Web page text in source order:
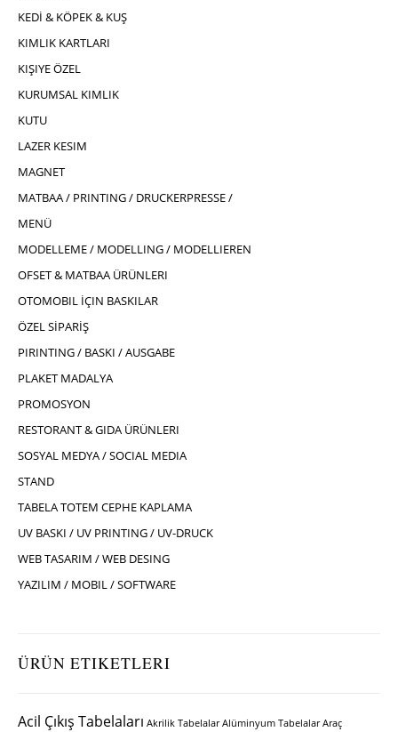
KEDİ & KÖPEK & KUŞ
KIMLIK KARTLARI
KIŞIYE ÖZEL
KURUMSAL KIMLIK
KUTU
LAZER KESIM
MAGNET
MATBAA / PRINTING / DRUCKERPRESSE /
MENÜ
MODELLEME / MODELLING / MODELLIEREN
OFSET & MATBAA ÜRÜNLERI
OTOMOBIL İÇIN BASKILAR
ÖZEL SİPARİŞ
PIRINTING / BASKI / AUSGABE
PLAKET MADALYA
PROMOSYON
RESTORANT & GIDA ÜRÜNLERI
SOSYAL MEDYA / SOCIAL MEDIA
STAND
TABELA TOTEM CEPHE KAPLAMA
UV BASKI / UV PRINTING / UV-DRUCK
WEB TASARIM / WEB DESING
YAZILIM / MOBIL / SOFTWARE
ÜRÜN ETIKETLERI
Acil Çıkış Tabelaları Akrilik Tabelalar Alüminyum Tabelalar Araç